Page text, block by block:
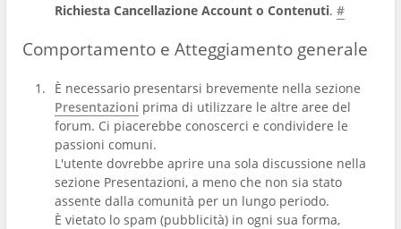
Richiesta Cancellazione Account o Contenuti. #
Comportamento e Atteggiamento generale
È necessario presentarsi brevemente nella sezione
Presentazioni prima di utilizzare le altre aree del
forum. Ci piacerebbe conoscerci e condividere le
passioni comuni.
L'utente dovrebbe aprire una sola discussione nella
sezione Presentazioni, a meno che non sia stato
assente dalla comunità per un lungo periodo.
È vietato lo spam (pubblicità) in ogni sua forma,